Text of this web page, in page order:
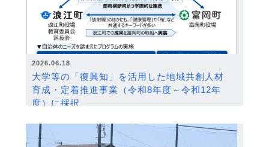
2026.06.18
大学等の「復興知」を活用した地域共創人材
育成・定着推進事業（令和8年度～令和12年
度）に採択